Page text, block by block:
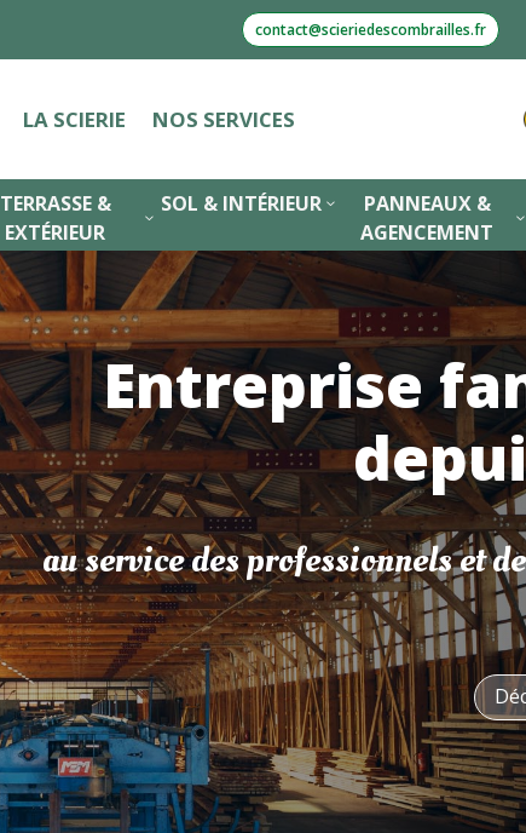
contact@scieriedescombrailles.fr
LA SCIERIE NOS SERVICES
3
TERRASSE &
EXTÉRIEUR
3
SOL & INTÉRIEUR
3
PANNEAUX &
AGENCEMENT
Entreprise
au service des professionnels et